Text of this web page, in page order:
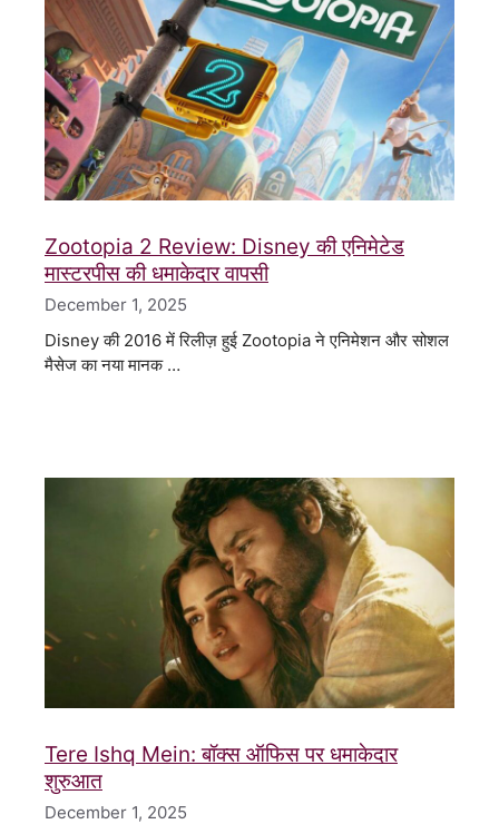
Zootopia 2 Review: Disney की एनिमेटेड
मास्टरपीस की धमाकेदार वापसी
December 1, 2025
Disney की 2016 में रिलीज़ हुई Zootopia ने एनिमेशन और सोशल
मैसेज का नया मानक …
Tere Ishq Mein: बॉक्स ऑफिस पर धमाकेदार
शुरुआत
December 1, 2025